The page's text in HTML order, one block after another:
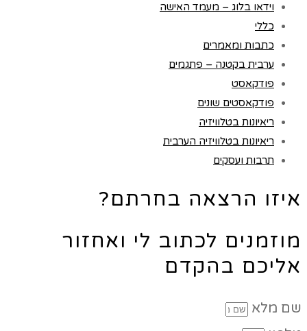
וידאו בלוג – מעמד האישה
כללי
כתבות ומאמרים
ערבית בקטנה – פתגמים
פודקאסט
פודקאסטים שונים
ריאיונות בטלוויזיה
ריאיונות בטלוויזיה הערבית
תרבות ועסקים
איזו הרצאה בחרתם?
מוזמנים לכתוב לי ואחזור
אליכם בהקדם
שם מלא